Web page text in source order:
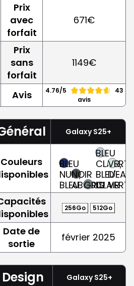
Prix
avec
forfait
671€
Prix
sans
forfait
1149€
Avis 4.76/5
43
avis
Galaxy S25+
Couleurs
BLEU
NUIT,
BLEU
NOIR
ABSOLU
GRIS
BLEU
CLAIR,
BLEU-
CLAIR
VERT
D'EAU,
VERT
256Go 512Go
Date de
sortie
février 2025
Design Galaxy S25+